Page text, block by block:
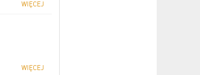
WIĘCEJ
WIĘCEJ